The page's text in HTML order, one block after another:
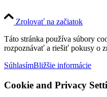
Zrolovať na začiatok
Táto stránka používa súbory
rozpoznávať a riešiť pokusy o
SúhlasímBližšie informácie
Cookie and Privacy